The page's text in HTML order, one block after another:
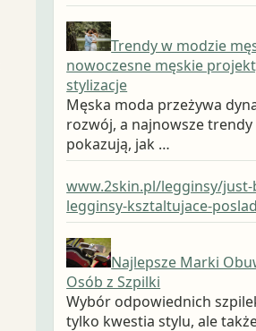
Trendy w modzie
nowoczesne męskie
stylizacje
Męska moda przeżywa
rozwój, a najnowsze trendy
pokazują, jak …
www.2skin.pl/legginsy/just-
legginsy-ksztaltujace-
Najlepsze Marki
Osób z Szpilki
Wybór odpowiednich
tylko kwestia stylu, ale